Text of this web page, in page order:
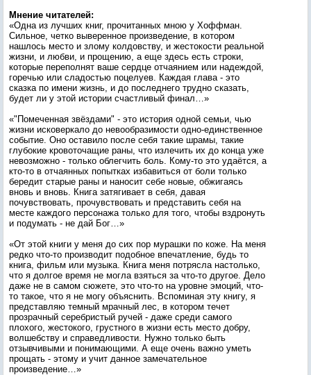
Мнение читателей:
«Одна из лучших книг, прочитанных мною у Хоффман.
Сильное, четко выверенное произведение, в котором
нашлось место и злому колдовству, и жестокости реальной
жизни, и любви, и прощению, а еще здесь есть строки,
которые переполнят ваше сердце отчаянием или надеждой,
горечью или сладостью поцелуев. Каждая глава - это
сказка по имени жизнь, и до последнего трудно сказать,
будет ли у этой истории счастливый финал…»
«"Помеченная звёздами" - это история одной семьи, чью
жизни исковеркало до невообразимости одно-единственное
событие. Оно оставило после себя такие шрамы, такие
глубокие кровоточащие раны, что излечить их до конца уже
невозможно - только облегчить боль. Кому-то это удаётся, а
кто-то в отчаянных попытках избавиться от боли только
бередит старые раны и наносит себе новые, обжигаясь
вновь и вновь. Книга затягивает в себя, давая
почувствовать, прочувствовать и представить себя на
месте каждого персонажа только для того, чтобы вздронуть
и подумать - не дай Бог…»
«От этой книги у меня до сих пор мурашки по коже. На меня
редко что-то производит подобное впечатление, будь то
книга, фильм или музыка. Книга меня потрясла настолько,
что я долгое время не могла взяться за что-то другое. Дело
даже не в самом сюжете, это что-то на уровне эмоций, что-
то такое, что я не могу объяснить. Вспоминая эту книгу, я
представляю темный мрачный лес, в котором течет
прозрачный серебристый ручей - даже среди самого
плохого, жестокого, грустного в жизни есть место добру,
волшебству и справедливости. Нужно только быть
отзывчивыми и понимающими. А еще очень важно уметь
прощать - этому и учит данное замечательное
произведение…»